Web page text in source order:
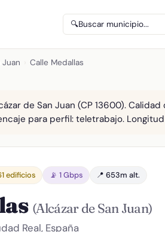
🔍Buscar municipio...
Juan Calle Medallas
de San Juan (CP 13600).
para perfil: teletrabajo.
edificios 📡 1 Gbps 📍 653m alt.
(Alcázar de San Juan)
Real, España